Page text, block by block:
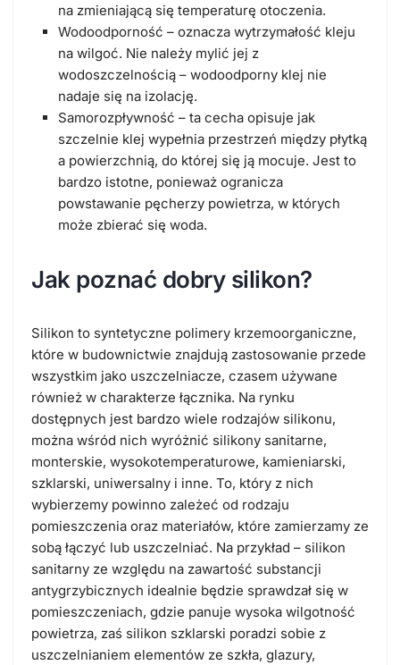
na zmieniającą się temperaturę otoczenia.
Wodoodporność – oznacza wytrzymałość kleju
na wilgoć. Nie należy mylić jej z
wodoszczelnością – wodoodporny klej nie
nadaje się na izolację.
Samorozpływność – ta cecha opisuje jak
szczelnie klej wypełnia przestrzeń między płytką
a powierzchnią, do której się ją mocuje. Jest to
bardzo istotne, ponieważ ogranicza
powstawanie pęcherzy powietrza, w których
może zbierać się woda.
Jak poznać dobry silikon?
Silikon to syntetyczne polimery krzemoorganiczne,
które w budownictwie znajdują zastosowanie przede
wszystkim jako uszczelniacze, czasem używane
również w charakterze łącznika. Na rynku
dostępnych jest bardzo wiele rodzajów silikonu,
można wśród nich wyróżnić silikony sanitarne,
monterskie, wysokotemperaturowe, kamieniarski,
szklarski, uniwersalny i inne. To, który z nich
wybierzemy powinno zależeć od rodzaju
pomieszczenia oraz materiałów, które zamierzamy ze
sobą łączyć lub uszczelniać. Na przykład – silikon
sanitarny ze względu na zawartość substancji
antygrzybicznych idealnie będzie sprawdzał się w
pomieszczeniach, gdzie panuje wysoka wilgotność
powietrza, zaś silikon szklarski poradzi sobie z
uszczelnianiem elementów ze szkła, glazury,